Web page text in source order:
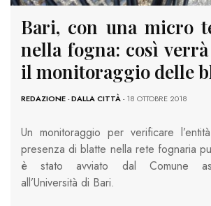
Bari, con una micro
nella fogna: così
il monitoraggio delle
REDAZIONE-DALLA CITTÀ- 18 OTTOBRE 2018
Un monitoraggio per verificare
presenza di blatte nella rete fognaria
è stato avviato dal Comune
all’Università di Bari.